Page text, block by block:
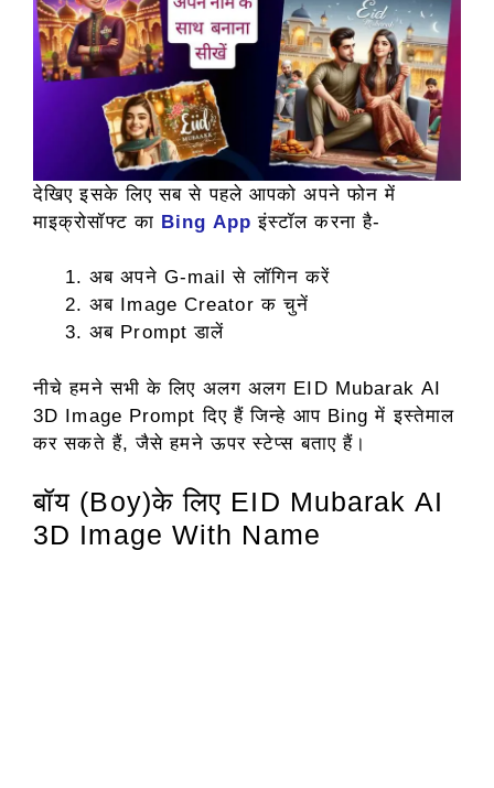
देखिए इसके लिए सब से पहले आपको अपने फोन में
माइक्रोसॉफ्ट का Bing App इंस्टॉल करना है-
अब अपने G-mail से लॉगिन करें
अब Image Creator क चुनें
अब Prompt डालें
नीचे हमने सभी के लिए अलग अलग EID Mubarak AI
3D Image Prompt दिए हैं जिन्हे आप Bing में इस्तेमाल
कर सकते हैं, जैसे हमने ऊपर स्टेप्स बताए हैं।
बॉय (Boy)के लिए EID Mubarak AI
3D Image With Name